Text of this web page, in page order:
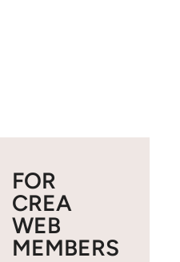
FOR
CREA
WEB
MEMBERS